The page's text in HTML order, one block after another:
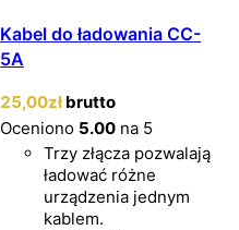
Kabel do ładowania CC-
5A
25,00zł brutto
Oceniono 5.00 na 5
Trzy złącza pozwalają
ładować różne
urządzenia jednym
kablem.